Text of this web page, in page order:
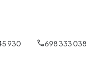
930 698 333 038